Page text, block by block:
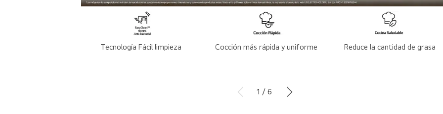
Tecnología Fácil limpieza Cocción más rápida y uniforme Reduce la cantidad de grasa
1 / 6